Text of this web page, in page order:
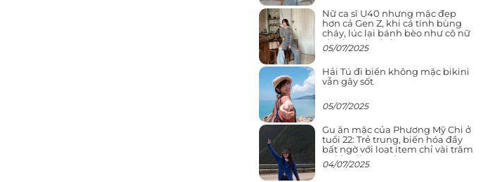
Nữ ca sĩ U40 nhưng mặc đẹp
hơn cả Gen Z, khi cá tính bùng
cháy, lúc lại bánh bèo như cô nữ
chính ngôn tình
05/07/2025
Hải Tú đi biển không mặc bikini
vẫn gây sốt
05/07/2025
Gu ăn mặc của Phương Mỹ Chi ở
tuổi 22: Trẻ trung, biến hóa đầy
bất ngờ với loạt item chỉ vài trăm
nghìn đã mua được
04/07/2025